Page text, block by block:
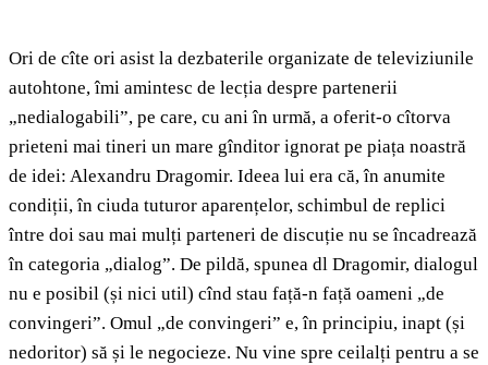
Ori de cîte ori asist la dezbaterile organizate de televiziunile
autohtone, îmi amintesc de lecția despre partenerii
„nedialogabili”, pe care, cu ani în urmă, a oferit-o cîtorva
prieteni mai tineri un mare gînditor ignorat pe piața noastră
de idei: Alexandru Dragomir. Ideea lui era că, în anumite
condiții, în ciuda tuturor aparențelor, schimbul de replici
între doi sau mai mulți parteneri de discuție nu se încadrează
în categoria „dialog”. De pildă, spunea dl Dragomir, dialogul
nu e posibil (și nici util) cînd stau față-n față oameni „de
convingeri”. Omul „de convingeri” e, în principiu, inapt (și
nedoritor) să și le negocieze. Nu vine spre ceilalți pentru a se